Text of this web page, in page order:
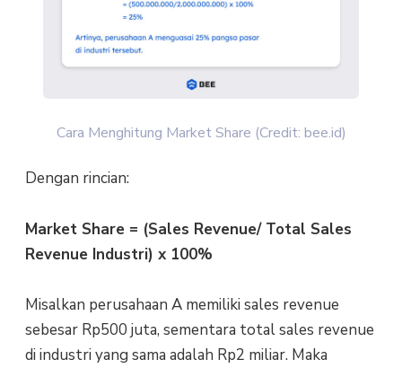
Cara Menghitung Market Share (Credit: bee.id)
Dengan rincian:
Market Share = (Sales Revenue/ Total Sales
Revenue Industri) x 100%
Misalkan perusahaan A memiliki sales revenue
sebesar Rp500 juta, sementara total sales revenue
di industri yang sama adalah Rp2 miliar. Maka